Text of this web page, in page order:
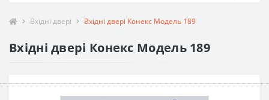
Вхідні двері Вхідні двері Конекс Модель 189
Вхідні двері Конекс Модель 189